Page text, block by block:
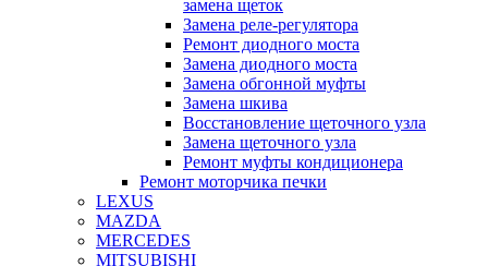
замена щеток
Замена реле-регулятора
Ремонт диодного моста
Замена диодного моста
Замена обгонной муфты
Замена шкива
Восстановление щеточного узла
Замена щеточного узла
Ремонт муфты кондиционера
Ремонт моторчика печки
LEXUS
MAZDA
MERCEDES
MITSUBISHI